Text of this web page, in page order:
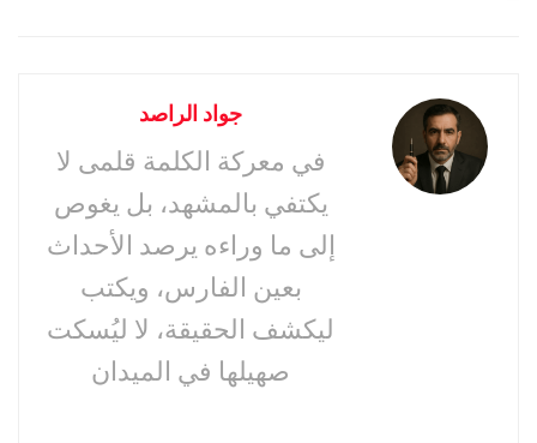
جواد الراصد
في معركة الكلمة قلمى لا
يكتفي بالمشهد، بل يغوص
إلى ما وراءه يرصد الأحداث
بعين الفارس، ويكتب
ليكشف الحقيقة، لا ليُسكت
صهيلها في الميدان